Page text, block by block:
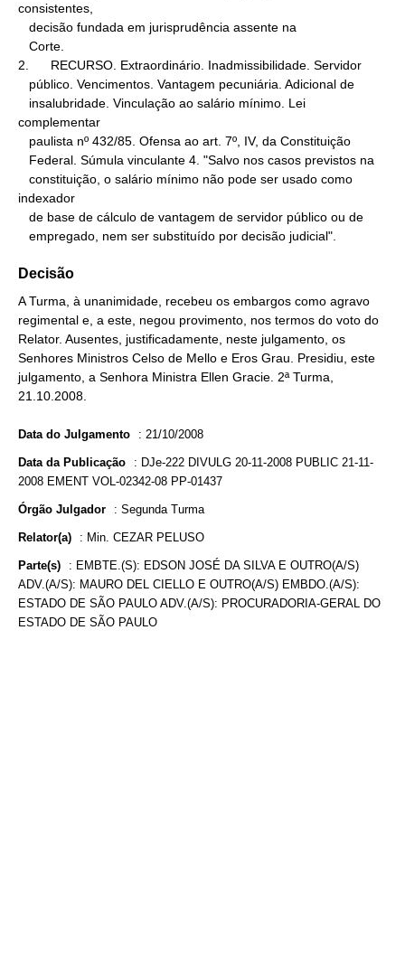
consistentes,
2.      RECURSO. Extraordinário. Inadmissibilidade. Servidor
complementar
indexador
   empregado, nem ser substituído por decisão judicial".
Decisão
A Turma, à unanimidade, recebeu os embargos como agravo
regimental e, a este, negou provimento, nos termos do voto do
Relator. Ausentes, justificadamente, neste julgamento, os
Senhores Ministros Celso de Mello e Eros Grau. Presidiu, este
julgamento, a Senhora Ministra Ellen Gracie. 2ª Turma,
21.10.2008.
Data do Julgamento : 21/10/2008
Data da Publicação : DJe-222 DIVULG 20-11-2008 PUBLIC 21-11-
2008 EMENT VOL-02342-08 PP-01437
Órgão Julgador : Segunda Turma
Relator(a) : Min. CEZAR PELUSO
Parte(s) : EMBTE.(S): EDSON JOSÉ DA SILVA E OUTRO(A/S)
ADV.(A/S): MAURO DEL CIELLO E OUTRO(A/S) EMBDO.(A/S):
ESTADO DE SÃO PAULO ADV.(A/S): PROCURADORIA-GERAL DO
ESTADO DE SÃO PAULO